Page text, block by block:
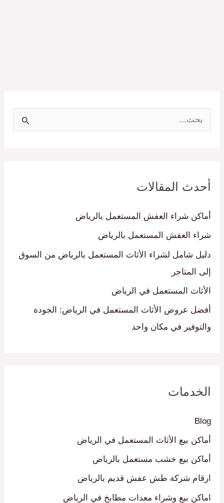
ث
:
أحدث المقالات
أماكن شراء العفش المستعمل بالرياض
شراء العفش المستعمل بالرياض
دليل شامل لشراء الأثاث المستعمل بالرياض من السوق
إلى المتاجر
الأثاث المستعمل في الرياض
أفضل عروض الأثاث المستعمل في الرياض: الجودة
والتوفير في مكان واحد
الخدمات
Blog
أماكن بيع الأثاث المستعمل في الرياض
أماكن بيع خشب مستعمل بالرياض
ارقام شركة طش عفش قديم بالرياض
اماكن بيع وشراء معدات مطابخ في الرياض